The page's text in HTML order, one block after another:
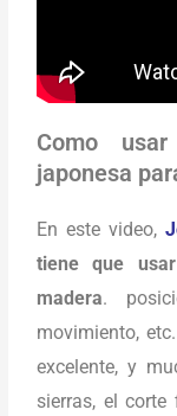
Como
japonesa
En este video,
tiene que
madera.
movimiento,
excelente, y
sierras, el